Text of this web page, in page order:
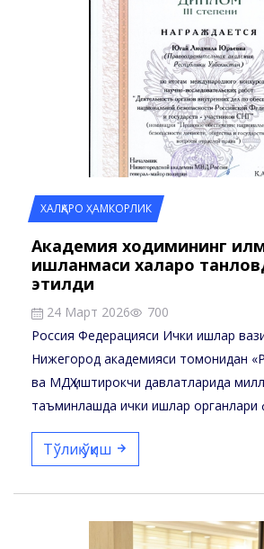
ХАЛҚАРО ҲАМКОРЛИК
Академия ходимининг
ишланмаси халқаро
этилди
24 Март 2026
700
Россия Федерацияси Ички ишлар
Нижегород академияси томонидан
ва МДҲ иштирокчи давлатларида
таъминлашда ички ишлар органлари
мавзусида…
Тўлиқ ўқиш